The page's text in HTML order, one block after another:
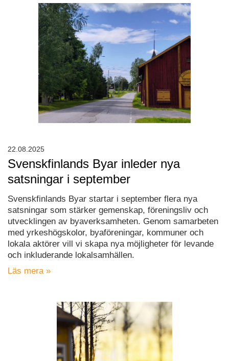
Svenskfinlands Byar inleder nya
satsningar i september
Svenskfinlands Byar startar i september flera nya
satsningar som stärker gemenskap, föreningsliv och
utvecklingen av byaverksamheten. Genom samarbeten
med yrkeshögskolor, byaföreningar, kommuner och
lokala aktörer vill vi skapa nya möjligheter för levande
och inkluderande lokalsamhällen.
Läs mera »
22.08.2025